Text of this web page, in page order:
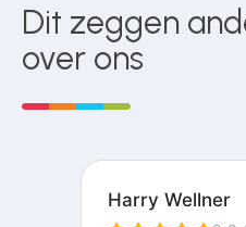
Dit zeggen
over ons